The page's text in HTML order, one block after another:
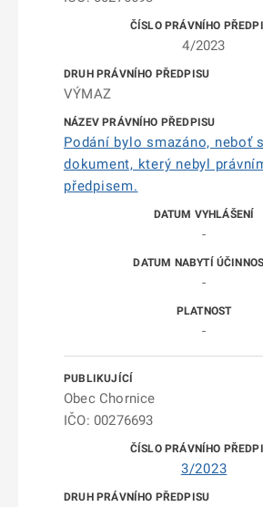
4/2023
VÝMAZ
Podání bylo smazáno, neboť
dokument, který nebyl
předpisem.
-
-
-
Obec Chornice
IČO: 00276693
3/2023